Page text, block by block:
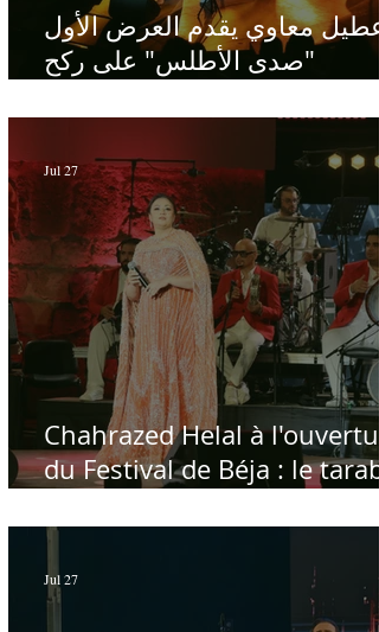
عطيل معاوي يقدم العرض الأول
"صدى الأطلس" على ركح
طابعها الخاص
Chahrazed Helal à
du Festival de Béja : le tarab
Jul 27
Jul 27